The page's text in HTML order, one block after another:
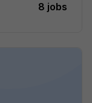
8 jobs